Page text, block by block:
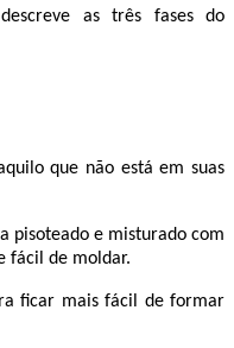
as três fases do
que não está em suas
pisoteado e misturado com
fácil de moldar.
ficar mais fácil de formar